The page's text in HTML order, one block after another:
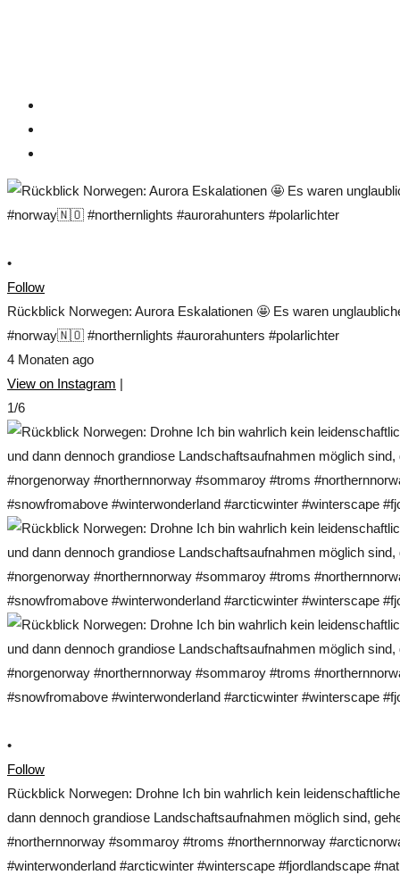
•
Follow
Rückblick Norwegen: Aurora Eskalationen 🤩 Es waren
#norway🇳🇴 #northernlights #aurorahunters #polarlichter
4 Monaten ago
View on Instagram |
1/6
•
Follow
Rückblick Norwegen: Drohne Ich bin wahrlich kein
dann dennoch grandiose Landschaftsaufnahmen möglich sind,
#northernnorway #sommaroy #troms #northernnorway
#winterwonderland #arcticwinter #winterscape #fjordlandscape